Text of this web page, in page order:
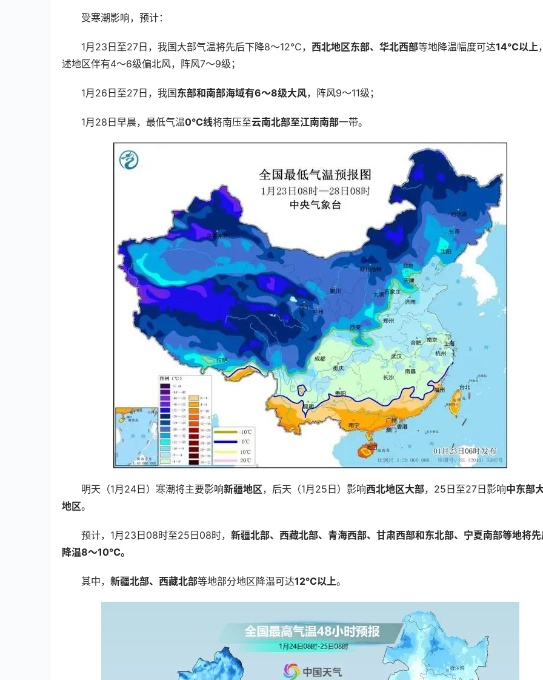
受寒潮影响，预计：
1月23日至27日，我国大部气温将先后下降8～12℃， 西北地区东部、华北西部等地降温幅度可达14℃以上
述地区伴有4～6级偏北风，阵风7～9级；
1月26日至27日，我国东部和南部海域有6～8级大风，阵风9～11级；
1月28日早晨，最低气温0℃线将南压至云南北部至江南南部一带。
明天（1月24日）寒潮将主要影响新疆地区，后天（1月25日）影响西北地区大部，25日至27日影响中东部
地区。
预计，1月23日08时至25日08时， 新疆北部、西藏北部、青海西部、甘肃西部和东北部、宁夏南部等地将
降温8～10℃。
其中， 新疆北部、西藏北部等地部分地区降温可达12℃以上。